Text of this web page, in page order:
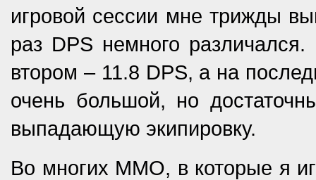
игровой сессии мне трижды
раз DPS немного
втором – 11.8 DPS, а на
очень большой, но
выпадающую экипировку.
Во многих ММО, в которые я